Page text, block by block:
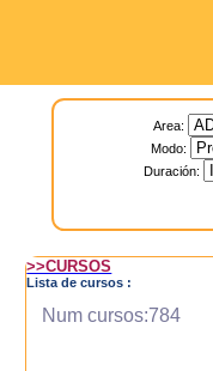
Area:
Modo:
Duración:
>>CURSOS
Lista de cursos :
Num cursos:784